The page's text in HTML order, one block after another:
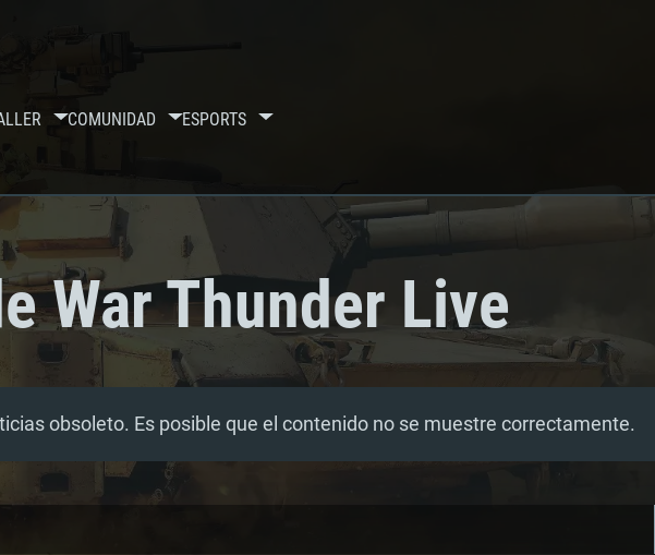
COMUNIDAD ESPORTS
War Thunder Live
obsoleto. Es posible que el contenido no se muestre correctamente.